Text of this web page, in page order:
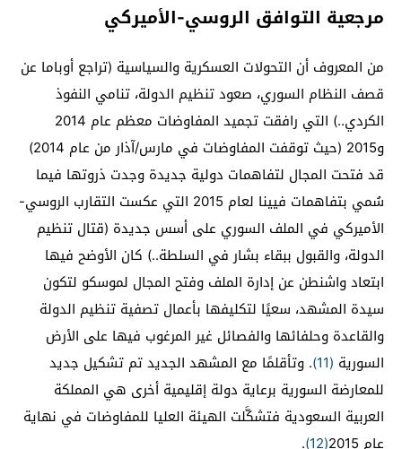
مرجعية التوافق الروسي-الأميركي
من المعروف أن التحولات العسكرية والسياسية (تراجع أوباما عن
قصف النظام السوري، صعود تنظيم الدولة، تنامي النفوذ
الكردي..) التي رافقت تجميد المفاوضات معظم عام 2014
و2015 (حيث توقفت المفاوضات في مارس/آذار من عام 2014)
قد فتحت المجال لتفاهمات دولية جديدة وجدت ذروتها فيما
سُمي بتفاهمات فيينا لعام 2015 التي عكست التقارب الروسي-
الأميركي في الملف السوري على أسس جديدة (قتال تنظيم
الدولة، والقبول ببقاء بشار في السلطة..) كان الأوضح فيها
ابتعاد واشنطن عن إدارة الملف وفتح المجال لموسكو لتكون
سيدة المشهد، سعيًا لتكليفها بأعمال تصفية تنظيم الدولة
والقاعدة وحلفائها والفصائل غير المرغوب فيها على الأرض
السورية (11)
. وتأقلمًا مع المشهد الجديد تم تشكيل جديد
للمعارضة السورية برعاية دولة إقليمية أخرى هي المملكة
العربية السعودية فتشكَّلت الهيئة العليا للمفاوضات في نهاية
عام 2015
(12)
.